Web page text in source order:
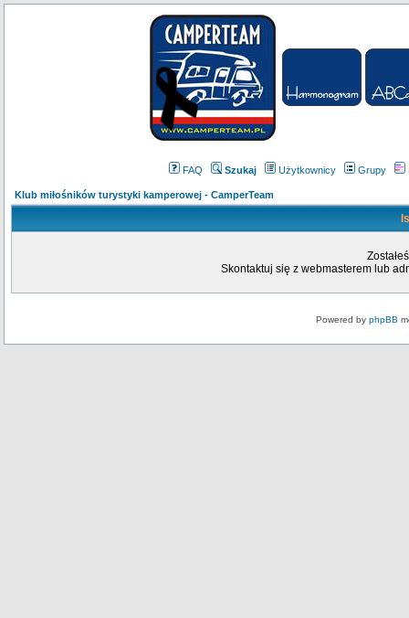
FAQ Szukaj Użytkownicy Grupy
Klub miłośników turystyki kamperowej - CamperTeam
Skontaktuj się z webmasterem lub
Powered by phpBB